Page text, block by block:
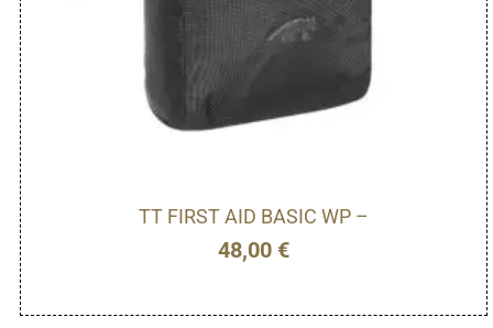
TT FIRST AID BASIC WP –
48,00 €